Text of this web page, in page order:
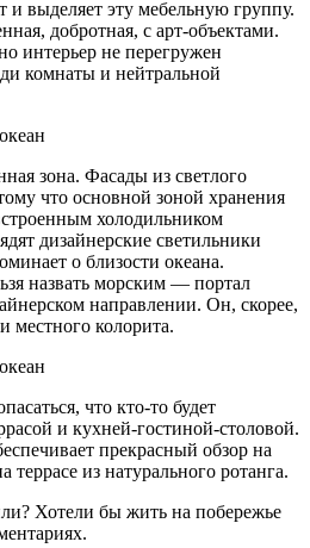
и выделяет эту мебельную группу.
добротная, с арт-объектами.
интерьер не перегружен
комнаты и нейтральной
зона. Фасады из светлого
что основной зоной хранения
холодильником
дизайнерские светильники
о близости океана.
назвать морским — портал
направлении. Он, скорее,
местного колорита.
что кто-то будет
и кухней-гостиной-столовой.
прекрасный обзор на
террасе из натурального ротанга.
Хотели бы жить на побережье